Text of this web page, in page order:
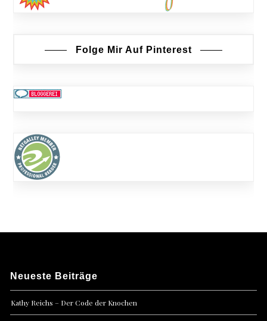
Folge Mir Auf Pinterest
Neueste Beiträge
Kathy Reichs – Der Code der Knochen